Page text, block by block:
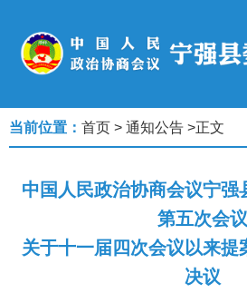
当前位置： 首页 > 通知公告 >正文
中国人民政治协商会议宁强
第五次会议
关于十一届四次会议以来提
决议